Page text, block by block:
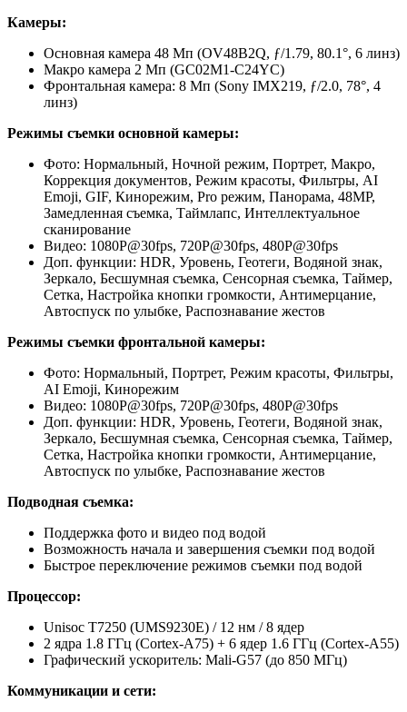
Камеры:
Основная камера 48 Мп (OV48B2Q, ƒ/1.79, 80.1°, 6 линз)
Макро камера 2 Мп (GC02M1-C24YC)
Фронтальная камера: 8 Мп (Sony IMX219, ƒ/2.0, 78°, 4
линз)
Режимы съемки основной камеры:
Фото: Нормальный, Ночной режим, Портрет, Макро,
Коррекция документов, Режим красоты, Фильтры, AI
Emoji, GIF, Кинорежим, Pro режим, Панорама, 48MP,
Замедленная съемка, Таймлапс, Интеллектуальное
сканирование
Видео: 1080P@30fps, 720P@30fps, 480P@30fps
Доп. функции: HDR, Уровень, Геотеги, Водяной знак,
Зеркало, Бесшумная съемка, Сенсорная съемка, Таймер,
Сетка, Настройка кнопки громкости, Антимерцание,
Автоспуск по улыбке, Распознавание жестов
Режимы съемки фронтальной камеры:
Фото: Нормальный, Портрет, Режим красоты, Фильтры,
AI Emoji, Кинорежим
Видео: 1080P@30fps, 720P@30fps, 480P@30fps
Доп. функции: HDR, Уровень, Геотеги, Водяной знак,
Зеркало, Бесшумная съемка, Сенсорная съемка, Таймер,
Сетка, Настройка кнопки громкости, Антимерцание,
Автоспуск по улыбке, Распознавание жестов
Подводная съемка:
Поддержка фото и видео под водой
Возможность начала и завершения съемки под водой
Быстрое переключение режимов съемки под водой
Процессор:
Unisoc T7250 (UMS9230E) / 12 нм / 8 ядер
2 ядра 1.8 ГГц (Cortex-A75) + 6 ядер 1.6 ГГц (Cortex-A55)
Графический ускоритель: Mali-G57 (до 850 МГц)
Коммуникации и сети: